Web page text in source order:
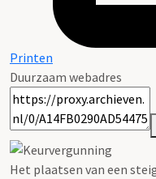
Printen
Duurzaam webadres
Het plaatsen van een